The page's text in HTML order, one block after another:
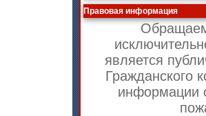
Правовая информация
является
Гражданского
информации